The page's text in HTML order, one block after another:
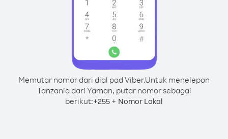
Memutar nomor dari dial pad Viber.Untuk menelepon
Tanzania dari Yaman, putar nomor sebagai
berikut:+255 + Nomor Lokal